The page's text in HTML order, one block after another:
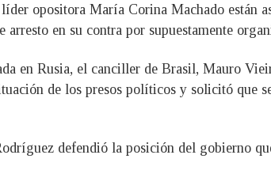
opositora María Corina Machado están
en su contra por supuestamente
en Rusia, el canciller de Brasil, Mauro
de los presos políticos y solicitó que
defendió la posición del gobierno